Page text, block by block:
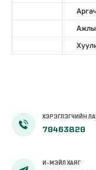
ХЭРЭГЛЭГЧИЙН
70463820
И-МЭЙЛ ХАЯГ